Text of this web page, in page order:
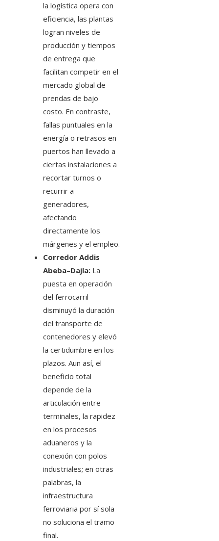
la logística opera con
eficiencia, las plantas
logran niveles de
producción y tiempos
de entrega que
facilitan competir en el
mercado global de
prendas de bajo
costo. En contraste,
fallas puntuales en la
energía o retrasos en
puertos han llevado a
ciertas instalaciones a
recortar turnos o
recurrir a
generadores,
afectando
directamente los
márgenes y el empleo.
Corredor Addis
Abeba–Dajla: La
puesta en operación
del ferrocarril
disminuyó la duración
del transporte de
contenedores y elevó
la certidumbre en los
plazos. Aun así, el
beneficio total
depende de la
articulación entre
terminales, la rapidez
en los procesos
aduaneros y la
conexión con polos
industriales; en otras
palabras, la
infraestructura
ferroviaria por sí sola
no soluciona el tramo
final.